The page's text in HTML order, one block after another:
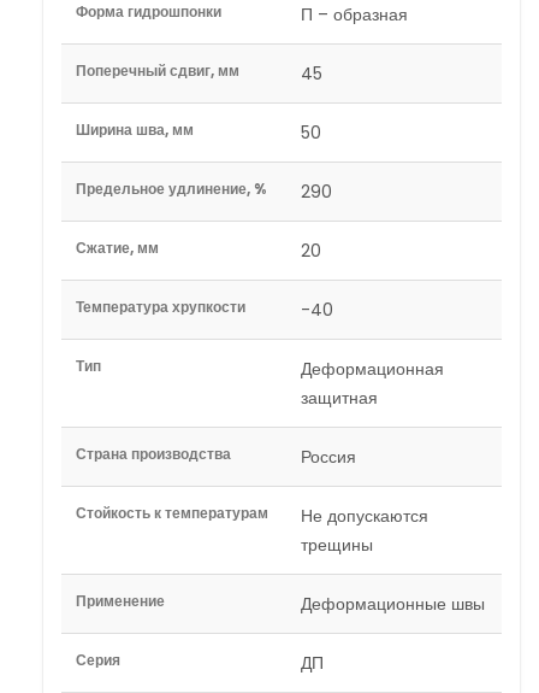
Форма гидрошпонки П – образная
Поперечный сдвиг, мм 45
Ширина шва, мм 50
Предельное удлинение, % 290
Сжатие, мм 20
Температура хрупкости -40
Тип
Деформационная
защитная
Страна производства Россия
Стойкость к температурам
Не допускаются
трещины
Применение Деформационные швы
Серия ДП